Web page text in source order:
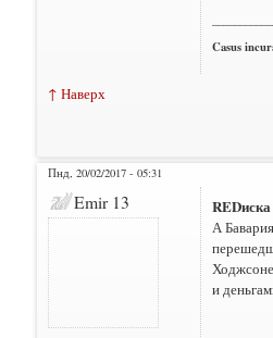
Casus
↑ Наверх
Пнд, 20/02/2017 - 05:31
Emir 13 REDиска
А
и